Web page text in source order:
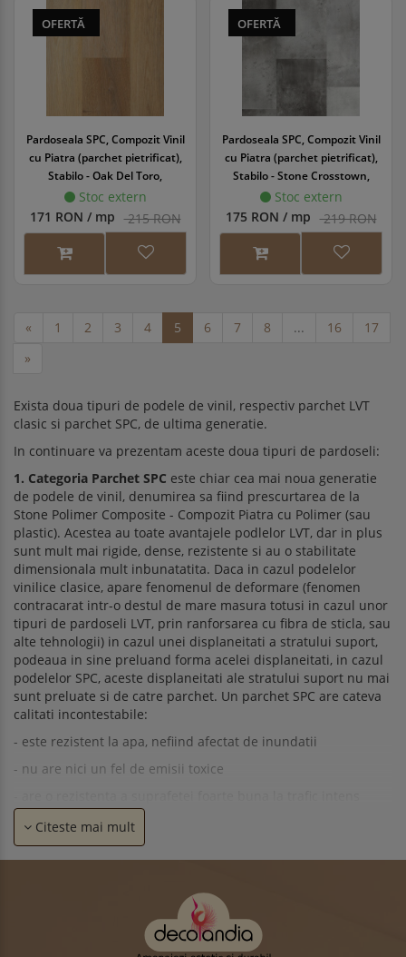
OFERTĂ
Pardoseala SPC, Compozit Vinil
cu Piatra (parchet pietrificat),
Stabilo - Oak Del Toro,
1220x180x6/0.55mm, WINSTB-
1074/0
Stoc extern
171 RON / mp 215 RON
OFERTĂ
Pardoseala SPC, Compozit Vinil
cu Piatra (parchet pietrificat),
Stabilo - Stone Crosstown,
610x305x6/0.55mm, WINSTB-
1078/0
Stoc extern
175 RON / mp 219 RON
« 1 2 3 4 5 6 7 8 ... 16
17
»
Exista doua tipuri de podele de vinil, respectiv parchet LVT
clasic si parchet SPC, de ultima generatie.
In continuare va prezentam aceste doua tipuri de pardoseli:
1. Categoria Parchet SPC este chiar cea mai noua generatie
de podele de vinil, denumirea sa fiind prescurtarea de la
Stone Polimer Composite - Compozit Piatra cu Polimer (sau
plastic). Acestea au toate avantajele podlelor LVT, dar in plus
sunt mult mai rigide, dense, rezistente si au o stabilitate
dimensionala mult inbunatatita. Daca in cazul podelelor
vinilice clasice, apare fenomenul de deformare (fenomen
contracarat intr-o destul de mare masura totusi in cazul unor
tipuri de pardoseli LVT, prin ranforsarea cu fibra de sticla, sau
alte tehnologii) in cazul unei displaneitati a stratului suport,
podeaua in sine preluand forma acelei displaneitati, in cazul
podelelor SPC, aceste displaneitati ale stratului suport nu mai
sunt preluate si de catre parchet. Un parchet SPC are cateva
calitati incontestabile:
- este rezistent la apa, nefiind afectat de inundatii
- nu are nici un fel de emisii toxice
- poate fi utilizat cu succes peste instalatia de incalzire in
pardoseala, nedeformandu-se si avand o conductivitate
termica crescuta
Citeste mai mult